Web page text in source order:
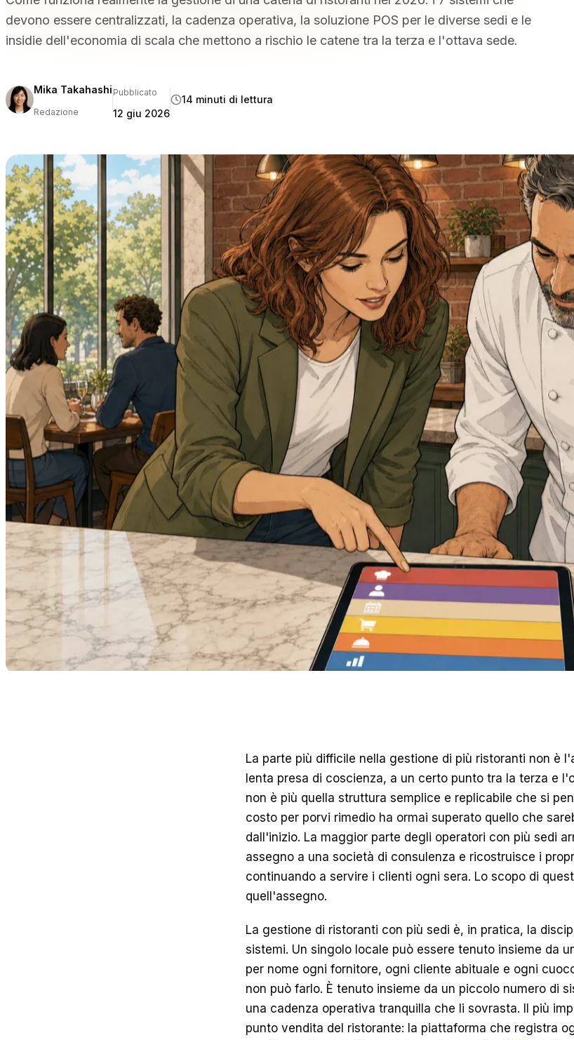
Instant Site
devono essere centralizzati, la cadenza operativa, la soluzione POS per le diverse sedi e le
insidie dell'economia di scala che mettono a rischio le catene tra la terza e l'ottava sede.
Mika Takahashi
Redazione
Pubblicato
12 giu 2026
14 minuti di lettura
La parte più difficile nella gestione di più ristoranti non è
lenta presa di coscienza, a un certo punto tra la terza e
non è più quella struttura semplice e replicabile che si
costo per porvi rimedio ha ormai superato quello che
dall'inizio. La maggior parte degli operatori con più sedi
assegno a una società di consulenza e ricostruisce i
continuando a servire i clienti ogni sera. Lo scopo di
quell'assegno.
La gestione di ristoranti con più sedi è, in pratica, la
sistemi. Un singolo locale può essere tenuto insieme da
per nome ogni fornitore, ogni cliente abituale e ogni
non può farlo. È tenuto insieme da un piccolo numero di
una cadenza operativa tranquilla che li sovrasta. Il più
punto vendita del ristorante: la piattaforma che registra